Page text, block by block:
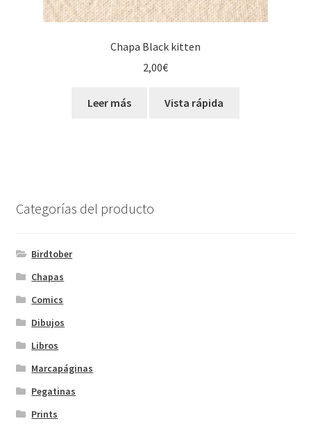
Chapa Black kitten
2,00€
Leer más Vista rápida
Categorías del producto
Birdtober
Chapas
Comics
Dibujos
Libros
Marcapáginas
Pegatinas
Prints